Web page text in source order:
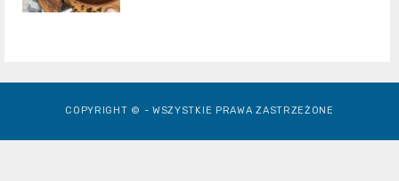
COPYRIGHT © - WSZYSTKIE PRAWA ZASTRZEŻONE